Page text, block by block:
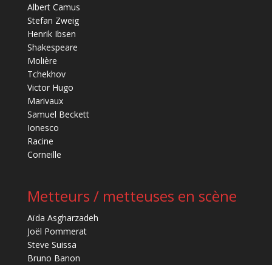
Albert Camus
Stefan Zweig
Henrik Ibsen
Shakespeare
Molière
Tchekhov
Victor Hugo
Marivaux
Samuel Beckett
Ionesco
Racine
Corneille
Metteurs / metteuses en scène
Aïda Asgharzadeh
Joël Pommerat
Steve Suissa
Bruno Banon